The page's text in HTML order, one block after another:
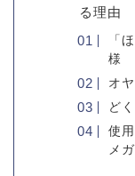
る理由
「
様
オ
ど
使
メ